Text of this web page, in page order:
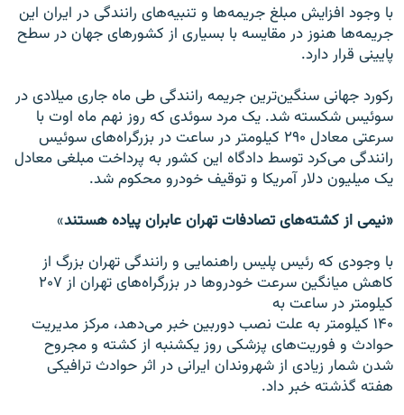
با وجود افزایش مبلغ جریمه‌ها و تنبیه‌های رانندگی در ایران این
جریمه‌ها هنوز در مقایسه با بسیاری از کشورهای جهان در سطح
پایینی قرار دارد.
رکورد جهانی سنگین‌ترین جریمه رانندگی طی ماه جاری میلادی در
سوئیس شکسته شد. یک مرد سوئدی که روز نهم ماه اوت با
سرعتی معادل ۲۹۰ کیلومتر در ساعت در بزرگراه‌های سوئیس
رانندگی می‌کرد توسط دادگاه این کشور به پرداخت مبلغی معادل
یک میلیون دلار آمریکا و توقیف خودرو محکوم شد.
«نیمی از کشته‌های تصادفات تهران عابران پیاده هستند»
با وجودی که رئیس پلیس راهنمایی و رانندگی تهران بزرگ از
کاهش میانگین سرعت خودروها در بزرگراه‌های تهران از ۲۰۷
کیلومتر در ساعت به
۱۴۰ کیلومتر به علت نصب دوربین خبر می‌دهد، مرکز مدیریت
حوادث و فوریت‌های پزشکی روز یکشنبه از کشته و مجروح
شدن شمار زیادی از شهروندان ایرانی در اثر حوادث ترافیکی
هفته گذشته خبر داد.